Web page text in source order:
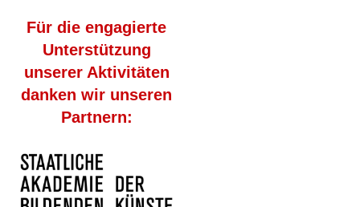
Für die engagierte
Unterstützung
unserer Aktivitäten
danken wir unseren
Partnern: